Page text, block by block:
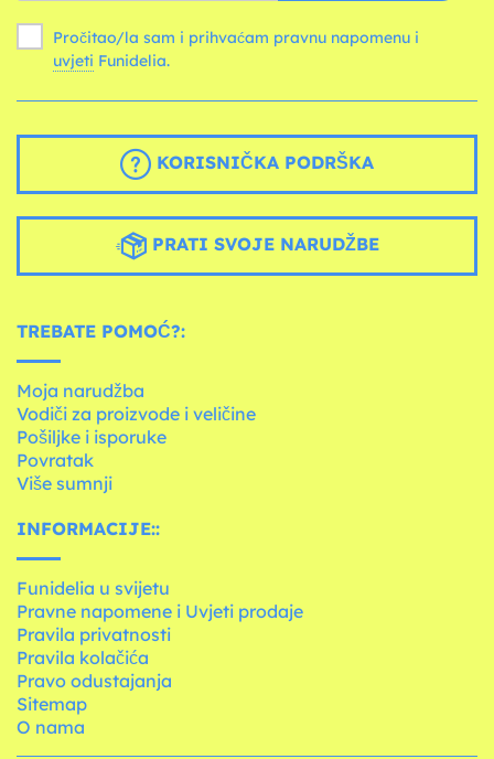
Pročitao/la sam i prihvaćam pravnu napomenu i
uvjeti Funidelia.
KORISNIČKA PODRŠKA
PRATI SVOJE NARUDŽBE
TREBATE POMOĆ?:
Moja narudžba
Vodiči za proizvode i veličine
Pošiljke i isporuke
Povratak
Više sumnji
INFORMACIJE::
Funidelia u svijetu
Pravne napomene i Uvjeti prodaje
Pravila privatnosti
Pravila kolačića
Pravo odustajanja
Sitemap
O nama